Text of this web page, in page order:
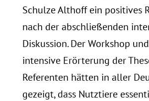
Schulze Althoff ein positives
nach der abschließenden
Diskussion. Der Workshop
intensive Erörterung der
Referenten hätten in aller
gezeigt, dass Nutztiere